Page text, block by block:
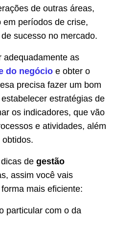
de outras áreas,
em períodos de crise,
sucesso no mercado.
adequadamente as
do negócio e obter o
precisa fazer um bom
estratégias de
os indicadores, que vão
e atividades, além
de gestão
assim você vais
mais eficiente:
particular com o da